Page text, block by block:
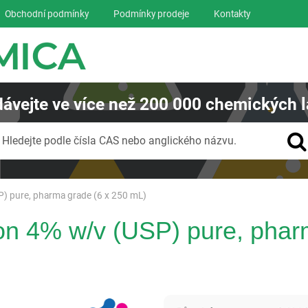
pure, pharma grade (6 x 250 mL)
4% w/v (USP) pure,
Panreac AppliChem
Obchodní podmínky Podmínky prodeje Kontakty
ve více než200 000 chemických
Hledejte podle čísla CAS nebo anglického názvu.